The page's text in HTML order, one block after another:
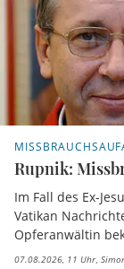
Rupnik:
Im Fall des Ex-
Vatikan
Opferanwältin
07.08.2026, 11 Uhr